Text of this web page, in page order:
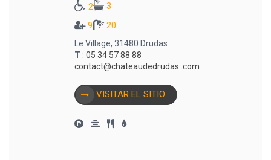
2
3
9
20
Le Village, 31480 Drudas
T : 05 34 57 88 88
contact@chateaudedrudas .com
VISITAR EL SITIO